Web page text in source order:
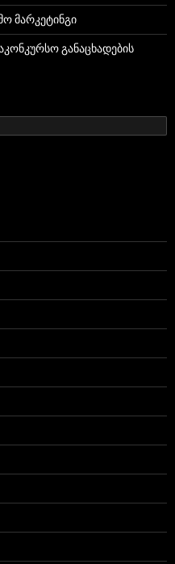
მარკეტინგი
განაცხადების